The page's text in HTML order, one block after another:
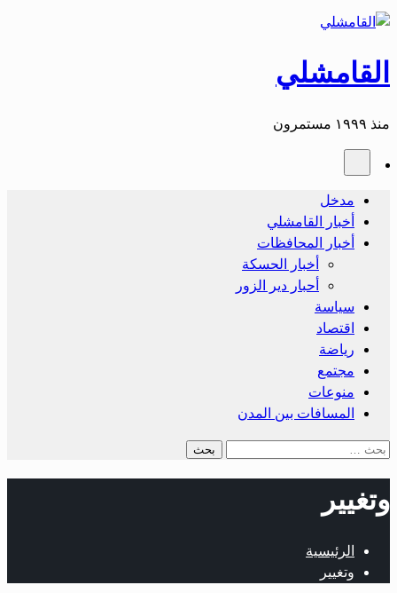
القامشلي
منذ ١٩٩٩ مستمرون
مدخل
أخبار القامشلي
أخبار المحافظات
أخبار الحسكة
أحبار دير الزور
سياسة
اقتصاد
رياضة
مجتمع
منوعات
المسافات بين المدن
البحث
وتغيير
الرئيسية
وتغيير